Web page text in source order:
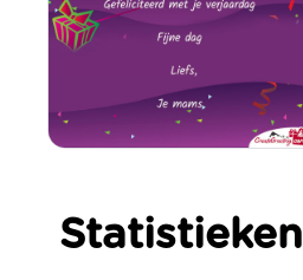
Statistieken